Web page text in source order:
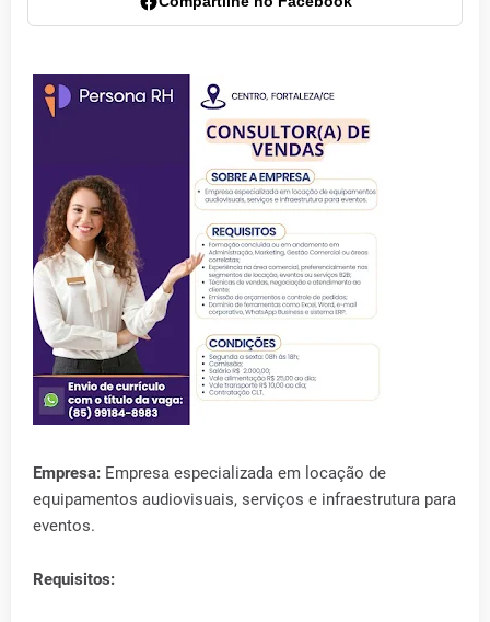
Empresa: Empresa especializada em locação de
equipamentos audiovisuais, serviços e infraestrutura para
eventos.
Requisitos: